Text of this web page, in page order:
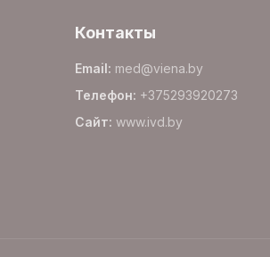
Контакты
Email: med@viena.by
Телефон: +375293920273
Сайт: www.ivd.by